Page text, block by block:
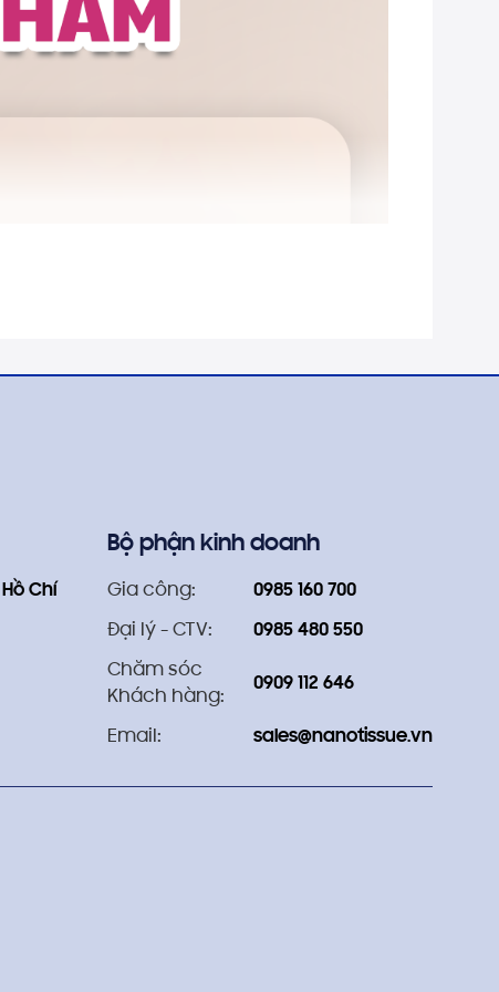
Chí
Bộ phận kinh doanh
Gia công:
0985 160 700
Đại lý - CTV:
0985 480 550
Chăm sóc
Khách hàng:
0909 112 646
Email: sales@nanotissue.vn